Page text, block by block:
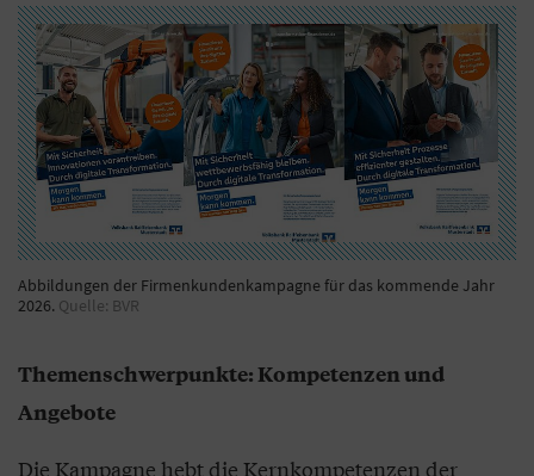
Abbildungen der Firmenkundenkampagne für das kommende Jahr
2026. Quelle: BVR
Themenschwerpunkte: Kompetenzen und
Angebote
Die Kampagne hebt die Kernkompetenzen der